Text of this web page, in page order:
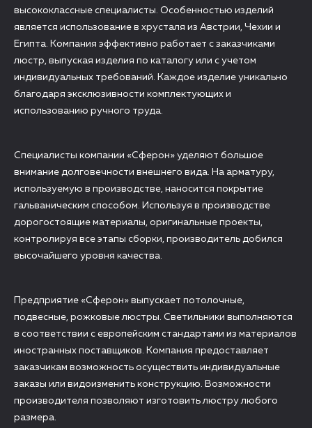
высококлассные специалисты. Особенностью изделий
является использование в хрусталя из Австрии, Чехии и
Египта. Компания эффективно работает с заказчиками
люстр, выпуская изделия по каталогу или с учетом
индивидуальных требований. Каждое изделие уникально
благодаря эксклюзивности комплектующих и
использованию ручного труда.
Специалисты компании «Сферон» уделяют большое
внимание долговечности внешнего вида. На арматуру,
используемую в производстве, наносится покрытие
гальваническим способом. Используя в производстве
дорогостоящие материалы, оригинальные проекты,
контролируя все этапы сборки, производитель добился
высочайшего уровня качества.
Предприятие «Сферон» выпускает потолочные,
подвесные, рожковые люстры. Светильники выполняются
в соответствии с европейским стандартами из материалов
иностранных поставщиков. Компания предоставляет
заказчикам возможность осуществить индивидуальные
заказы или видоизменить конструкцию. Возможности
производителя позволяют изготовить люстру любого
размера.